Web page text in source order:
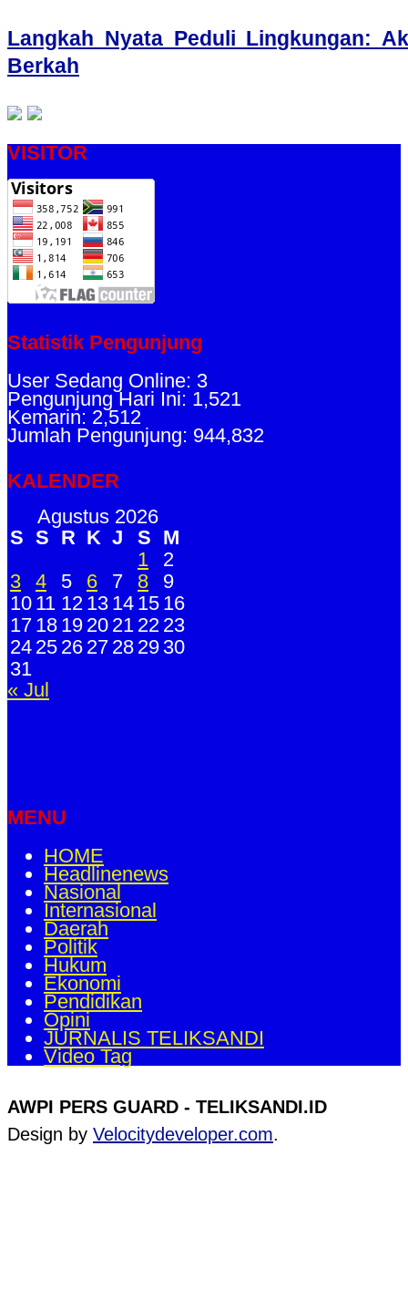
Langkah Nyata Peduli Lingkungan:
Berkah
VISITOR
Statistik Pengunjung
User Sedang Online: 3
Pengunjung Hari Ini: 1,521
Kemarin: 2,512
Jumlah Pengunjung: 944,832
KALENDER
Agustus 2026
S S R K J S M
1
2
3
4 5 6 7 8
9
10 11 12 13 14 15 16
17 18 19 20 21 22 23
24 25 26 27 28 29 30
31
« Jul
MENU
HOME
Headlinenews
Nasional
Internasional
Daerah
Politik
Hukum
Ekonomi
Pendidikan
Opini
JURNALIS TELIKSANDI
Video Tag
AWPI PERS GUARD - TELIKSANDI.ID
Design by Velocitydeveloper.com.